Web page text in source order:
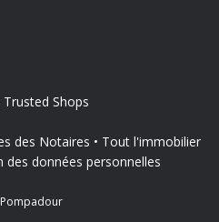
Shops
des Notaires
Tout l'immobilier
données personnelles